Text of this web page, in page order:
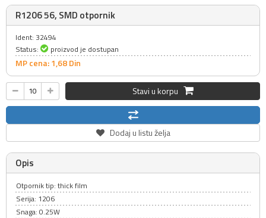
R1206 56, SMD otpornik
Ident: 32494
Status:
proizvod je dostupan
MP cena: 1,68Din
Stavi u korpu
Dodaj u listu želja
Opis
Otpornik tip: thick film
Serija: 1206
Snaga: 0.25W